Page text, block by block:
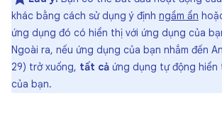
khác bằng cách sử dụng ý định ngầm ẩn
ứng dụng đó có hiển thị với ứng dụng của
Ngoài ra, nếu ứng dụng của bạn nhắm đến
29) trở xuống, tất cả ứng dụng tự động hiển
của bạn.